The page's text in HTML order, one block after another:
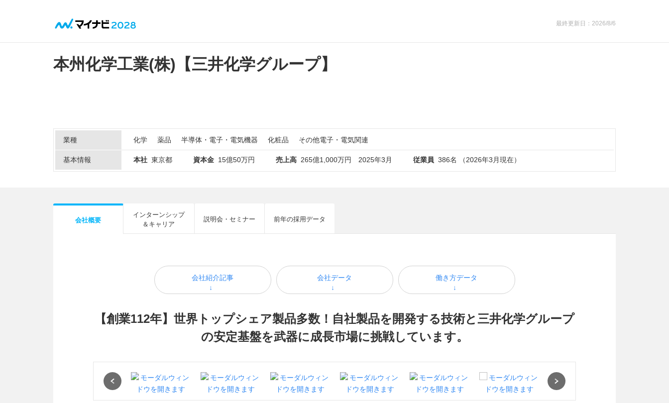
最終更新日：2026/8/6
本州化学工業(株)【三井化学グループ】
業種 化学 薬品 半導体・電子・電気機器 化粧品 その他電子・電気関連
基本情報 本社 東京都 資本金 15億50万円 売上高 265億1,000万円 2025年3月 従業員 386名 （2026年3月現在）
会社概要
インターンシップ
＆キャリア
説明会・セミナー 前年の採用データ
会社紹介記事 会社データ 働き方データ
【創業112年】世界トップシェア製品多数！自社製品を開発する技術と三井化学グループ
の安定基盤を武器に成長市場に挑戦しています。